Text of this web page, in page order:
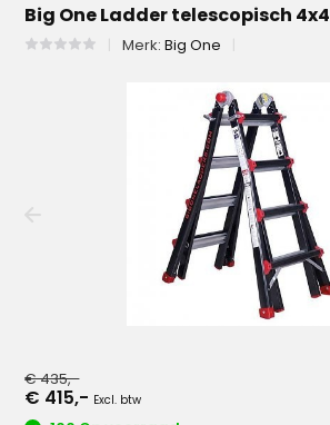
Big One Ladder telescopisch 4x4
Merk:Big One
€ 435,-
€ 415,- Excl. btw